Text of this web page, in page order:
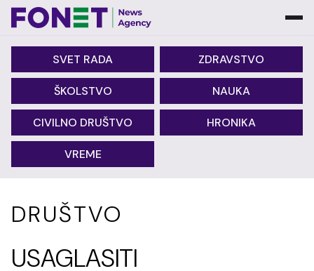
SVET RADA ZDRAVSTVO
ŠKOLSTVO NAUKA
CIVILNO DRUŠTVO HRONIKA
VREME
DRUŠTVO
USAGLASITI